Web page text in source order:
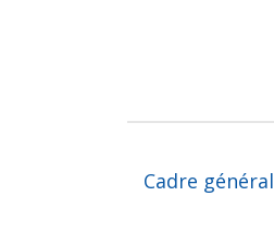
Cadre général